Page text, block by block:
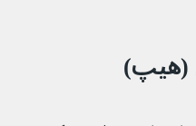
(هیپ)